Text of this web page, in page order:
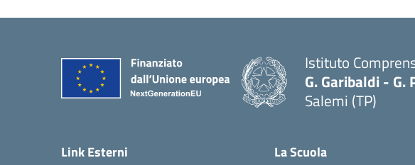
Istituto
G. Garibaldi - G.
Salemi (TP)
Link Esterni La Scuola